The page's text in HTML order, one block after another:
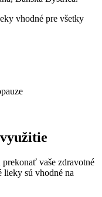
vhodné pre všetky
vaše zdravotné
sú vhodné na